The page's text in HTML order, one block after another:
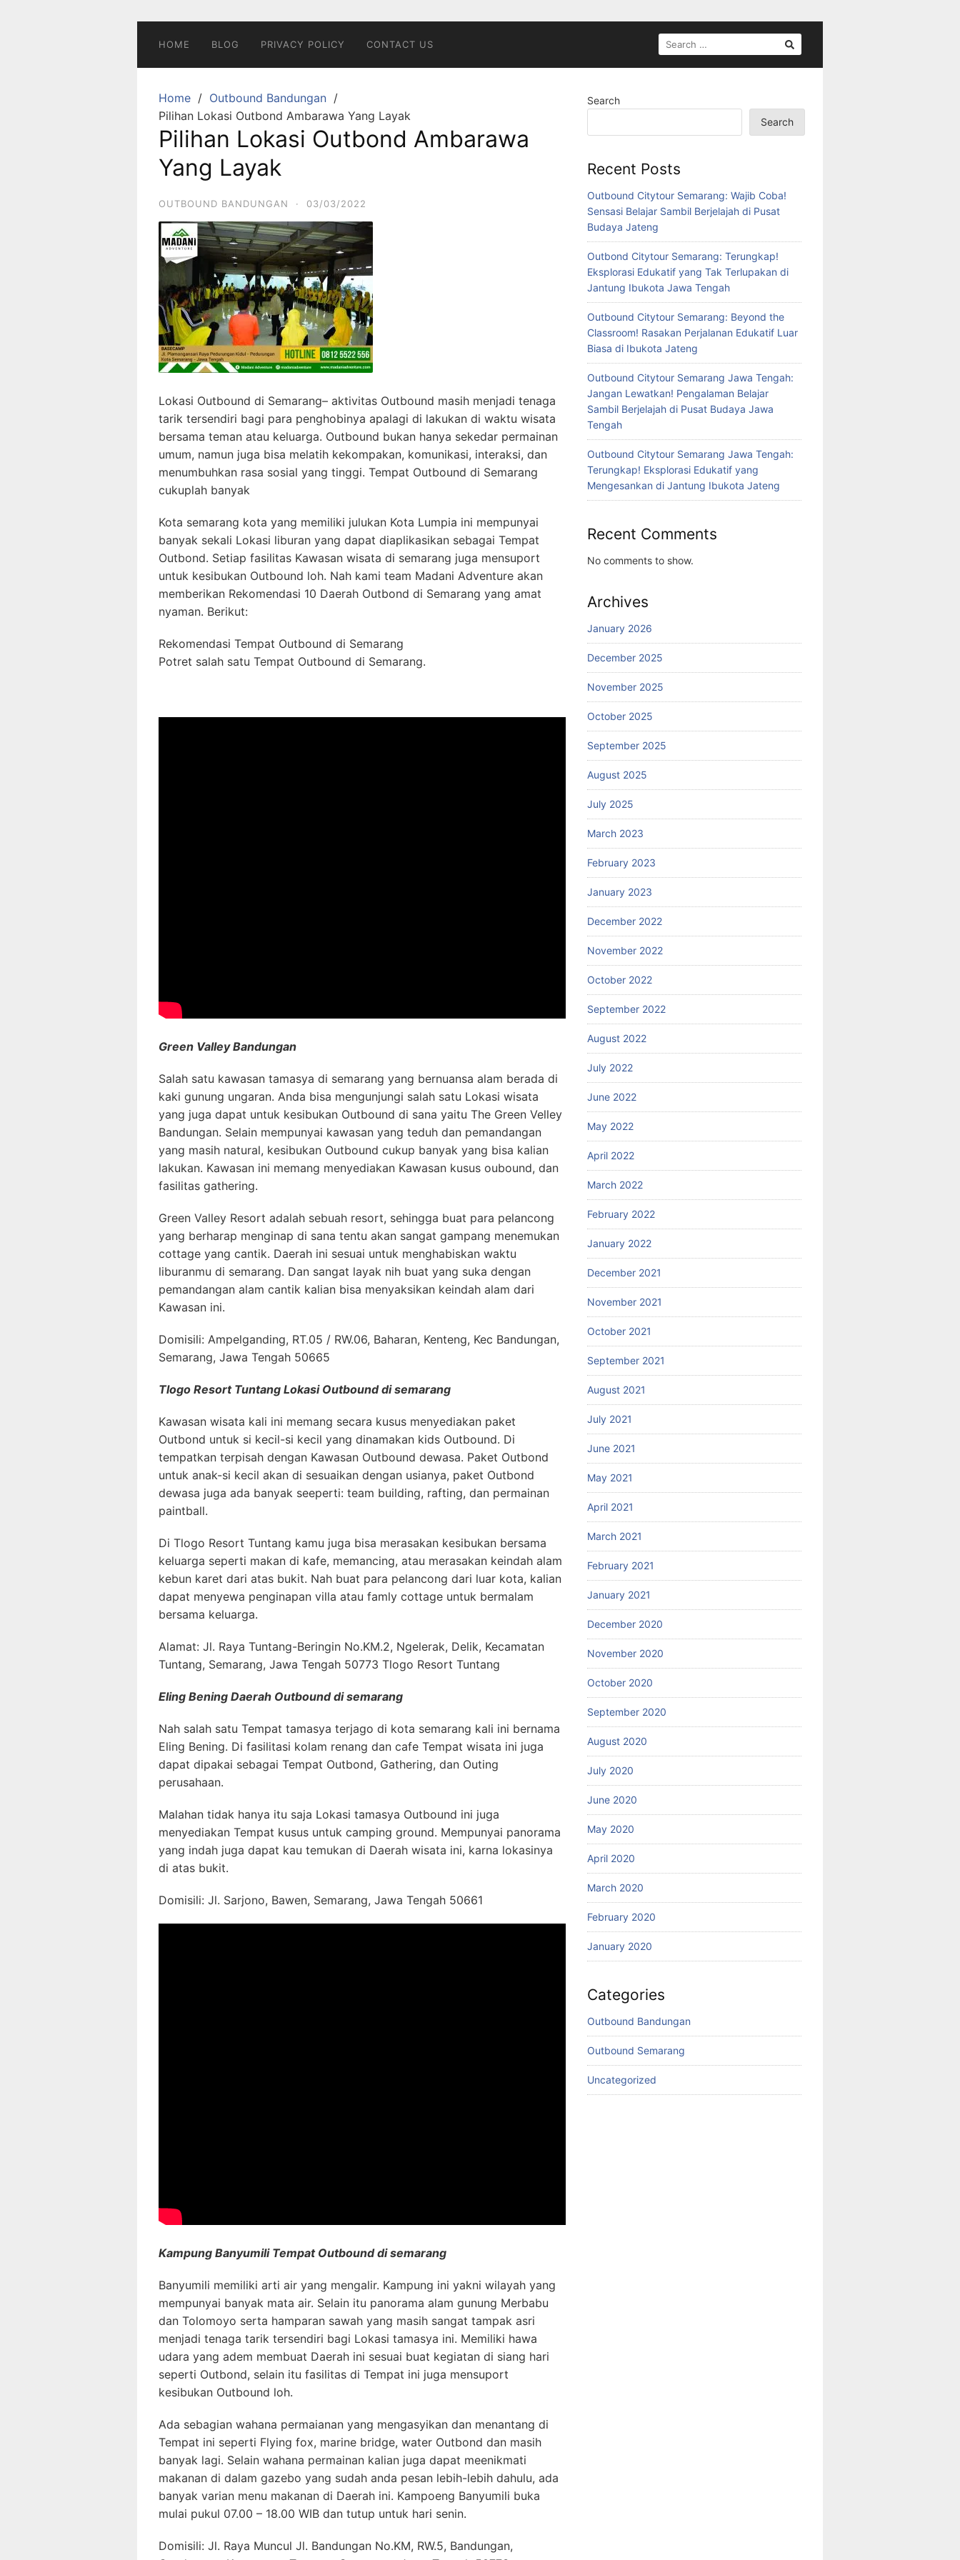
HOME BLOG PRIVACY POLICY CONTACT US
SEARCH
FOR:
Home
Outbound Bandungan
Pilihan Lokasi Outbond Ambarawa Yang Layak
Pilihan Lokasi Outbond Ambarawa
Yang Layak
OUTBOUND BANDUNGAN · 03/03/2022
Lokasi Outbound di Semarang– aktivitas Outbound masih menjadi tenaga
tarik tersendiri bagi para penghobinya apalagi di lakukan di waktu wisata
bersama teman atau keluarga. Outbound bukan hanya sekedar permainan
umum, namun juga bisa melatih kekompakan, komunikasi, interaksi, dan
menumbuhkan rasa sosial yang tinggi. Tempat Outbound di Semarang
cukuplah banyak
Kota semarang kota yang memiliki julukan Kota Lumpia ini mempunyai
banyak sekali Lokasi liburan yang dapat diaplikasikan sebagai Tempat
Outbond. Setiap fasilitas Kawasan wisata di semarang juga mensuport
untuk kesibukan Outbound loh. Nah kami team Madani Adventure akan
memberikan Rekomendasi 10 Daerah Outbond di Semarang yang amat
nyaman. Berikut:
Rekomendasi Tempat Outbound di Semarang
Potret salah satu Tempat Outbound di Semarang.
Green Valley Bandungan
Salah satu kawasan tamasya di semarang yang bernuansa alam berada di
kaki gunung ungaran. Anda bisa mengunjungi salah satu Lokasi wisata
yang juga dapat untuk kesibukan Outbound di sana yaitu The Green Velley
Bandungan. Selain mempunyai kawasan yang teduh dan pemandangan
yang masih natural, kesibukan Outbound cukup banyak yang bisa kalian
lakukan. Kawasan ini memang menyediakan Kawasan kusus oubound, dan
fasilitas gathering.
Green Valley Resort adalah sebuah resort, sehingga buat para pelancong
yang berharap menginap di sana tentu akan sangat gampang menemukan
cottage yang cantik. Daerah ini sesuai untuk menghabiskan waktu
liburanmu di semarang. Dan sangat layak nih buat yang suka dengan
pemandangan alam cantik kalian bisa menyaksikan keindah alam dari
Kawasan ini.
Domisili: Ampelganding, RT.05 / RW.06, Baharan, Kenteng, Kec Bandungan,
Semarang, Jawa Tengah 50665
Tlogo Resort Tuntang Lokasi Outbound di semarang
Kawasan wisata kali ini memang secara kusus menyediakan paket
Outbond untuk si kecil-si kecil yang dinamakan kids Outbound. Di
tempatkan terpisah dengan Kawasan Outbound dewasa. Paket Outbond
untuk anak-si kecil akan di sesuaikan dengan usianya, paket Outbond
dewasa juga ada banyak seeperti: team building, rafting, dan permainan
paintball.
Di Tlogo Resort Tuntang kamu juga bisa merasakan kesibukan bersama
keluarga seperti makan di kafe, memancing, atau merasakan keindah alam
kebun karet dari atas bukit. Nah buat para pelancong dari luar kota, kalian
dapat menyewa penginapan villa atau famly cottage untuk bermalam
bersama keluarga.
Alamat: Jl. Raya Tuntang-Beringin No.KM.2, Ngelerak, Delik, Kecamatan
Tuntang, Semarang, Jawa Tengah 50773 Tlogo Resort Tuntang
Eling Bening Daerah Outbound di semarang
Nah salah satu Tempat tamasya terjago di kota semarang kali ini bernama
Eling Bening. Di fasilitasi kolam renang dan cafe Tempat wisata ini juga
dapat dipakai sebagai Tempat Outbond, Gathering, dan Outing
perusahaan.
Malahan tidak hanya itu saja Lokasi tamasya Outbound ini juga
menyediakan Tempat kusus untuk camping ground. Mempunyai panorama
yang indah juga dapat kau temukan di Daerah wisata ini, karna lokasinya
di atas bukit.
Domisili: Jl. Sarjono, Bawen, Semarang, Jawa Tengah 50661
Kampung Banyumili Tempat Outbound di semarang
Banyumili memiliki arti air yang mengalir. Kampung ini yakni wilayah yang
mempunyai banyak mata air. Selain itu panorama alam gunung Merbabu
dan Tolomoyo serta hamparan sawah yang masih sangat tampak asri
menjadi tenaga tarik tersendiri bagi Lokasi tamasya ini. Memiliki hawa
udara yang adem membuat Daerah ini sesuai buat kegiatan di siang hari
seperti Outbond, selain itu fasilitas di Tempat ini juga mensuport
kesibukan Outbound loh.
Ada sebagian wahana permaianan yang mengasyikan dan menantang di
Tempat ini seperti Flying fox, marine bridge, water Outbond dan masih
banyak lagi. Selain wahana permainan kalian juga dapat meenikmati
makanan di dalam gazebo yang sudah anda pesan lebih-lebih dahulu, ada
banyak varian menu makanan di Daerah ini. Kampoeng Banyumili buka
mulai pukul 07.00 – 18.00 WIB dan tutup untuk hari senin.
Domisili: Jl. Raya Muncul Jl. Bandungan No.KM, RW.5, Bandungan,
Search
Search
Recent Posts
Outbound Citytour Semarang: Wajib Coba!
Sensasi Belajar Sambil Berjelajah di Pusat
Budaya Jateng
Outbond Citytour Semarang: Terungkap!
Eksplorasi Edukatif yang Tak Terlupakan di
Jantung Ibukota Jawa Tengah
Outbound Citytour Semarang: Beyond the
Classroom! Rasakan Perjalanan Edukatif Luar
Biasa di Ibukota Jateng
Outbound Citytour Semarang Jawa Tengah:
Jangan Lewatkan! Pengalaman Belajar
Sambil Berjelajah di Pusat Budaya Jawa
Tengah
Outbound Citytour Semarang Jawa Tengah:
Terungkap! Eksplorasi Edukatif yang
Mengesankan di Jantung Ibukota Jateng
Recent Comments
No comments to show.
Archives
January 2026
December 2025
November 2025
October 2025
September 2025
August 2025
July 2025
March 2023
February 2023
January 2023
December 2022
November 2022
October 2022
September 2022
August 2022
July 2022
June 2022
May 2022
April 2022
March 2022
February 2022
January 2022
December 2021
November 2021
October 2021
September 2021
August 2021
July 2021
June 2021
May 2021
April 2021
March 2021
February 2021
January 2021
December 2020
November 2020
October 2020
September 2020
August 2020
July 2020
June 2020
May 2020
April 2020
March 2020
February 2020
January 2020
Categories
Outbound Bandungan
Outbound Semarang
Uncategorized